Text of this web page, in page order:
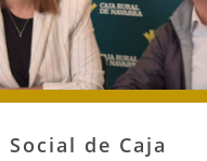
Social de Caja